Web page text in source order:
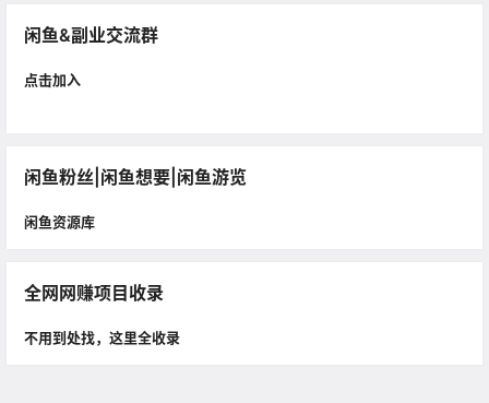
闲鱼&副业交流群
点击加入
闲鱼粉丝|闲鱼想要|闲鱼游览
闲鱼资源库
全网网赚项目收录
不用到处找，这里全收录